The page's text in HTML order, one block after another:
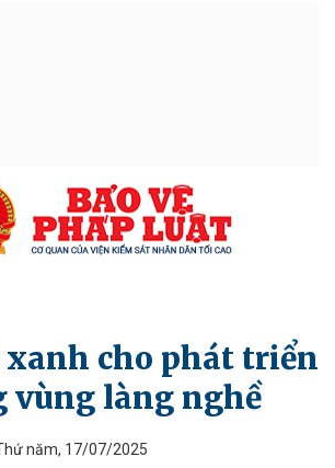
cho phát triển
vùng làng nghề
năm, 17/07/2025